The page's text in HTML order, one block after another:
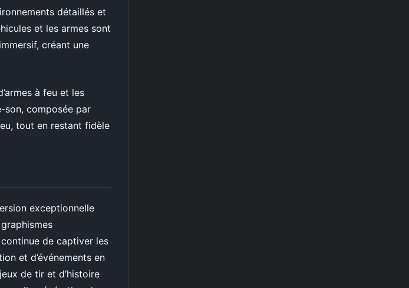
détaillés et
et les armes sont
créant une
à feu et les
son, composée par
tout en restant fidèle
exceptionnelle
de captiver les
et d’événements en
de tir et d’histoire